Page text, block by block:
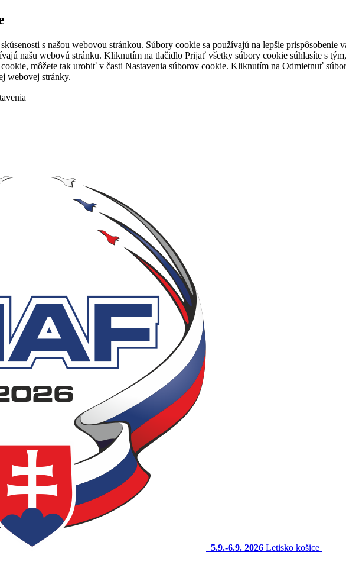
s našou webovou stránkou. Súbory cookie sa používajú na lepšie
našu webovú stránku. Kliknutím na tlačidlo Prijať všetky súbory cookie súhlasíte s
môžete tak urobiť v časti Nastavenia súborov cookie. Kliknutím na Odmietnuť
webovej stránky.
5.9.-6.9. 2026 Letisko košice